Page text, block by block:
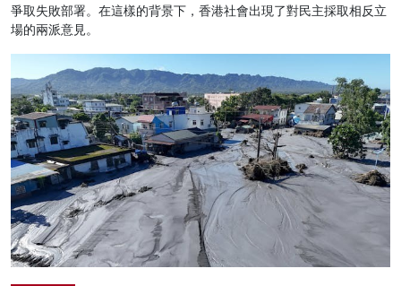
爭取失敗部署。在這樣的背景下，香港社會出現了對民主採取相反立
場的兩派意見。